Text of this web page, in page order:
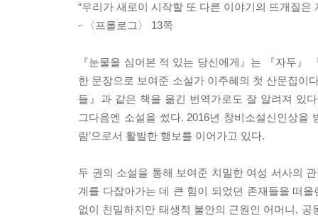
“우리가 새로이 시작할 또 다른 이야기의 뜨개질
- 〈프롤로그〉 13쪽
『눈물을 심어본 적 있는 당신에게』는 『자두
한 문장으로 보여준 소설가 이주혜의 첫 산문집이
들』과 같은 책을 옮긴 번역가로도 잘 알려져 있
그다음엔 소설을 썼다. 2016년 창비소설신인상을
람’으로서 활발한 행보를 이어가고 있다.
두 권의 소설을 통해 보여준 치밀한 여성 서사의
계를 다잡아가는 데 큰 힘이 되었던 존재들을 떠
없이 친밀하지만 태생적 불안의 근원인 어머니,